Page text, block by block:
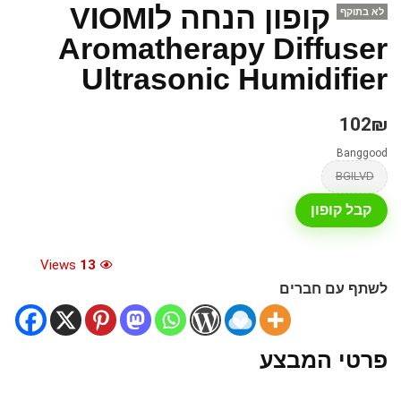
לא בתוקף
קופון הנחה לVIOMI
Aromatherapy Diffuser
Ultrasonic Humidifier
102₪
Banggood
BGILVD
קבל קופון
13
לשתף עם חברים
פרטי המבצע